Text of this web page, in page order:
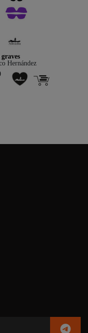
Hernández
proporcionar su
relevante. Antes de
nuestros